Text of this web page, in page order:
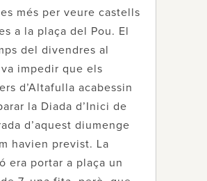
més per veure castells
a la plaça del Pou. El
del divendres al
impedir que els
d’Altafulla acabessin
la Diada d’Inici de
d’aquest diumenge
havien previst. La
era portar a plaça un